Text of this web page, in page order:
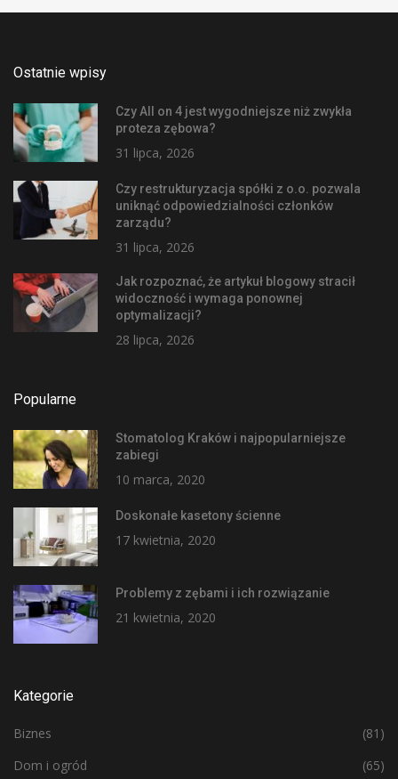
Ostatnie wpisy
Czy All on 4 jest wygodniejsze niż zwykła
proteza zębowa?
31 lipca, 2026
Czy restrukturyzacja spółki z o.o. pozwala
uniknąć odpowiedzialności członków
zarządu?
31 lipca, 2026
Jak rozpoznać, że artykuł blogowy stracił
widoczność i wymaga ponownej
optymalizacji?
28 lipca, 2026
Popularne
Stomatolog Kraków i najpopularniejsze
zabiegi
10 marca, 2020
Doskonałe kasetony ścienne
17 kwietnia, 2020
Problemy z zębami i ich rozwiązanie
21 kwietnia, 2020
Kategorie
Biznes
(81)
Dom i ogród
(65)